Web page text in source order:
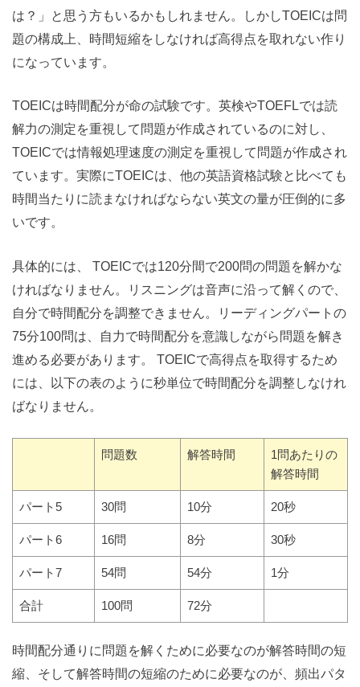
は？」と思う方もいるかもしれません。しかしTOEICは問
題の構成上、時間短縮をしなければ高得点を取れない作り
になっています。
TOEICは時間配分が命の試験です。英検やTOEFLでは読
解力の測定を重視して問題が作成されているのに対し、
TOEICでは情報処理速度の測定を重視して問題が作成され
ています。実際にTOEICは、他の英語資格試験と比べても
時間当たりに読まなければならない英文の量が圧倒的に多
いです。
具体的には、 TOEICでは120分間で200問の問題を解かな
ければなりません。リスニングは音声に沿って解くので、
自分で時間配分を調整できません。リーディングパートの
75分100問は、自力で時間配分を意識しながら問題を解き
進める必要があります。 TOEICで高得点を取得するため
には、以下の表のように秒単位で時間配分を調整しなけれ
ばなりません。
問題数 解答時間
1問あたりの
解答時間
パート5 30問 10分 20秒
パート6 16問 8分 30秒
パート7 54問 54分 1分
合計 100問 72分
時間配分通りに問題を解くために必要なのが解答時間の短
縮、そして解答時間の短縮のために必要なのが、頻出パタ